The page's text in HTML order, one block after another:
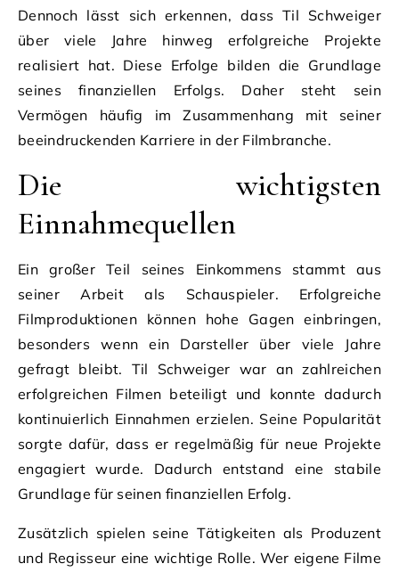
Dennoch lässt sich erkennen, dass Til Schweiger
über viele Jahre hinweg erfolgreiche Projekte
realisiert hat. Diese Erfolge bilden die Grundlage
seines finanziellen Erfolgs. Daher steht sein
Vermögen häufig im Zusammenhang mit seiner
beeindruckenden Karriere in der Filmbranche.
Die wichtigsten
Einnahmequellen
Ein großer Teil seines Einkommens stammt aus
seiner Arbeit als Schauspieler. Erfolgreiche
Filmproduktionen können hohe Gagen einbringen,
besonders wenn ein Darsteller über viele Jahre
gefragt bleibt. Til Schweiger war an zahlreichen
erfolgreichen Filmen beteiligt und konnte dadurch
kontinuierlich Einnahmen erzielen. Seine Popularität
sorgte dafür, dass er regelmäßig für neue Projekte
engagiert wurde. Dadurch entstand eine stabile
Grundlage für seinen finanziellen Erfolg.
Zusätzlich spielen seine Tätigkeiten als Produzent
und Regisseur eine wichtige Rolle. Wer eigene Filme